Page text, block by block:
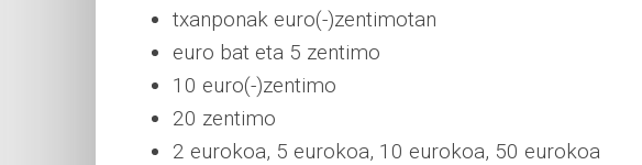
txanponak euro(-)zentimotan
euro bat eta 5 zentimo
10 euro(-)zentimo
20 zentimo
2 eurokoa, 5 eurokoa, 10 eurokoa, 50 eurokoa